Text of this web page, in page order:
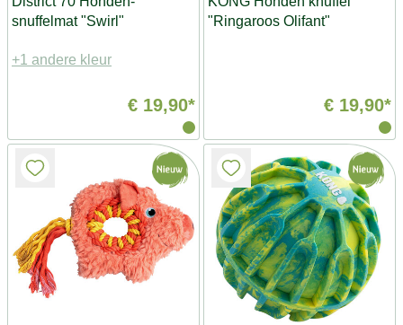
snuffelmat "Swirl"
+1 andere kleur
€ 19,90*
"Ringaroos Olifant"
€ 19,90*